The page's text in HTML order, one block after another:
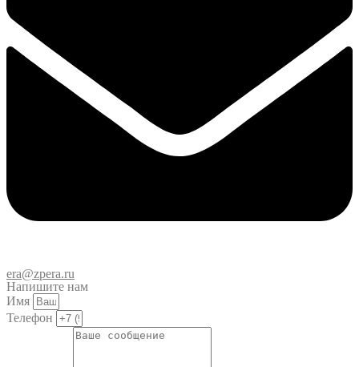
era@zpera.ru
Напишите нам
Имя
Телефон